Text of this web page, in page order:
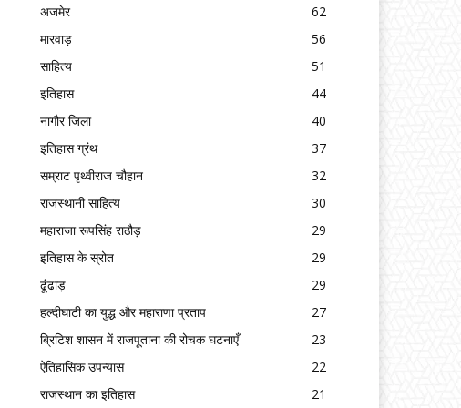
अजमेर
62
मारवाड़
56
साहित्य
51
इतिहास
44
नागौर जिला
40
इतिहास ग्रंथ
37
सम्राट पृथ्वीराज चौहान
32
राजस्थानी साहित्य
30
महाराजा रूपसिंह राठौड़
29
इतिहास के स्रोत
29
ढूंढाड़
29
हल्दीघाटी का युद्ध और महाराणा प्रताप
27
ब्रिटिश शासन में राजपूताना की रोचक घटनाएँ
23
ऐतिहासिक उपन्यास
22
राजस्थान का इतिहास
21